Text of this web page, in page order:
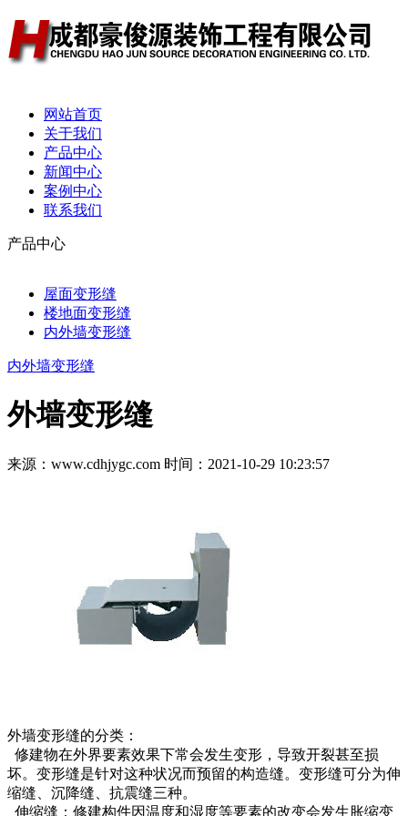
网站首页
关于我们
产品中心
新闻中心
案例中心
联系我们
产品中心
屋面变形缝
楼地面变形缝
内外墙变形缝
内外墙变形缝
外墙变形缝
来源：www.cdhjygc.com 时间：2021-10-29 10:23:57
外墙变形缝的分类：
修建物在外界要素效果下常会发生变形，导致开裂甚至损
坏。变形缝是针对这种状况而预留的构造缝。变形缝可分为伸
缩缝、沉降缝、抗震缝三种。
伸缩缝：修建构件因温度和湿度等要素的改变会发生胀缩变